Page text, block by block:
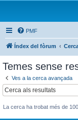
PMF
Índex del fòrum
Temes sense
Ves a la cerca avançada
La cerca ha trobat més de